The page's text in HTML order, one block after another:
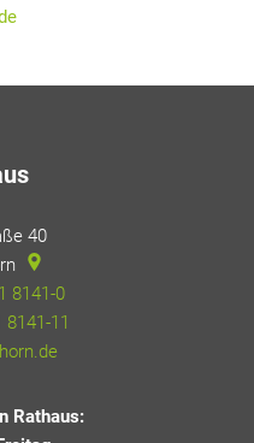
40
8141-0
8141-11
Rathaus: